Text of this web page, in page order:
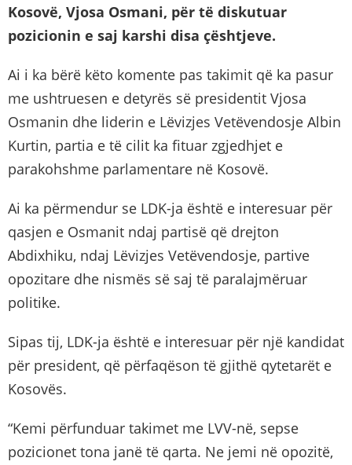
Kosovë, Vjosa Osmani, për të diskutuar
pozicionin e saj karshi disa çështjeve.
Ai i ka bërë këto komente pas takimit që ka pasur
me ushtruesen e detyrës së presidentit Vjosa
Osmanin dhe liderin e Lëvizjes Vetëvendosje Albin
Kurtin, partia e të cilit ka fituar zgjedhjet e
parakohshme parlamentare në Kosovë.
Ai ka përmendur se LDK-ja është e interesuar për
qasjen e Osmanit ndaj partisë që drejton
Abdixhiku, ndaj Lëvizjes Vetëvendosje, partive
opozitare dhe nismës së saj të paralajmëruar
politike.
Sipas tij, LDK-ja është e interesuar për një kandidat
për president, që përfaqëson të gjithë qytetarët e
Kosovës.
“Kemi përfunduar takimet me LVV-në, sepse
pozicionet tona janë të qarta. Ne jemi në opozitë,